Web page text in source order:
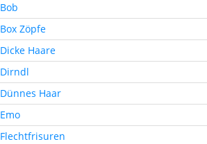
Bob
Box Zöpfe
Dicke Haare
Dirndl
Dünnes Haar
Emo
Flechtfrisuren